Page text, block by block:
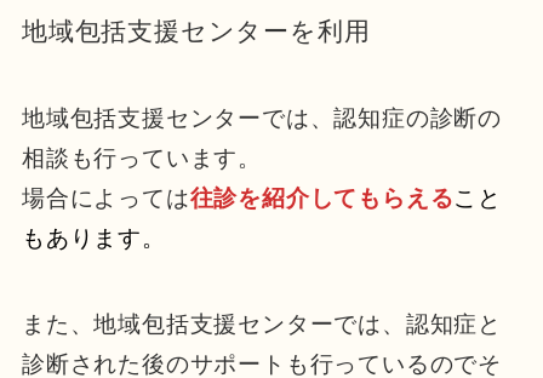
地域包括支援センターを利用
地域包括支援センターでは、認知症の診断の
相談も行っています。
場合によっては往診を紹介してもらえること
もあります。
また、地域包括支援センターでは、認知症と
診断された後のサポートも行っているのでそ